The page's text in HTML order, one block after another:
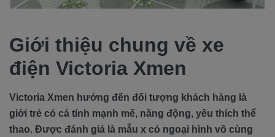
Giới thiệu chung về xe
điện Victoria Xmen
Victoria Xmen hướng đến đối tượng khách hàng là
giới trẻ có cá tính mạnh mẽ, năng động, yêu thích thể
thao. Được đánh giá là mẫu x có ngoại hình vô cùng